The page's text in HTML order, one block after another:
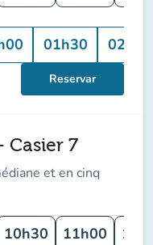
01h30 02h00
Reservar
Casier 7
et en cinq
10h30 11h00